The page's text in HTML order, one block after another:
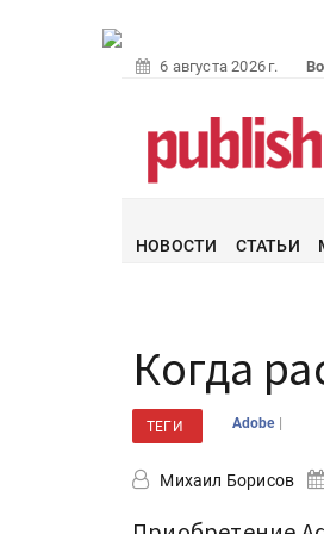
6 августа 2026 г.
НОВОСТИ СТАТЬИ
Когда
ТЕГИ Adobe |
Михаил Борисов